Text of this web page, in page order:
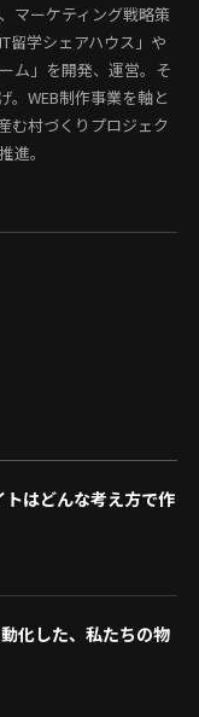
マーケティング戦略策
留学シェアハウス」や
ム」を開発、運営。そ
。WEB制作事業を軸と
む村づくりプロジェク
進。
はどんな考え方で作
化した、私たちの物